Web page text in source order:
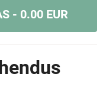
- 0.00 EUR